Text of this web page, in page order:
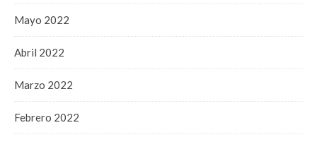
Mayo 2022
Abril 2022
Marzo 2022
Febrero 2022